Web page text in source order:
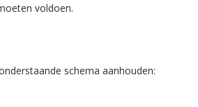
voldoen.
schema aanhouden: